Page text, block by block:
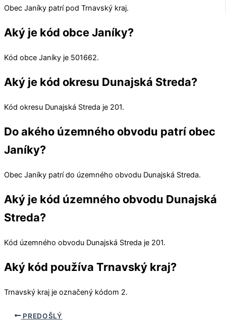
Obec Janíky patrí pod Trnavský kraj.
Aký je kód obce Janíky?
Kód obce Janíky je 501662.
Aký je kód okresu Dunajská Streda?
Kód okresu Dunajská Streda je 201.
Do akého územného obvodu patrí obec
Janíky?
Obec Janíky patrí do územného obvodu Dunajská Streda.
Aký je kód územného obvodu Dunajská
Streda?
Kód územného obvodu Dunajská Streda je 201.
Aký kód používa Trnavský kraj?
Trnavský kraj je označený kódom 2.
PREDOŠLÝ